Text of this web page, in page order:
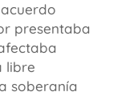
presentaba
libre
soberanía